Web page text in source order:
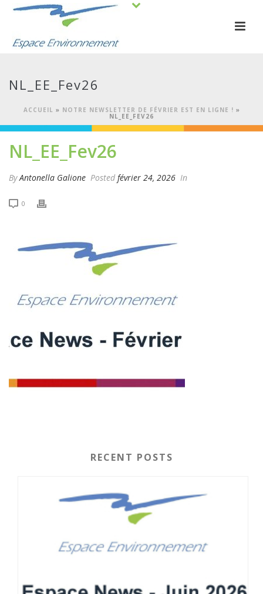
NL_EE_Fev26
ACCUEIL » NOTRE NEWSLETTER DE FÉVRIER EST EN LIGNE ! »
NL_EE_FEV26
NL_EE_Fev26
ByAntonella Galione Posted février 24, 2026 In
0
RECENT POSTS